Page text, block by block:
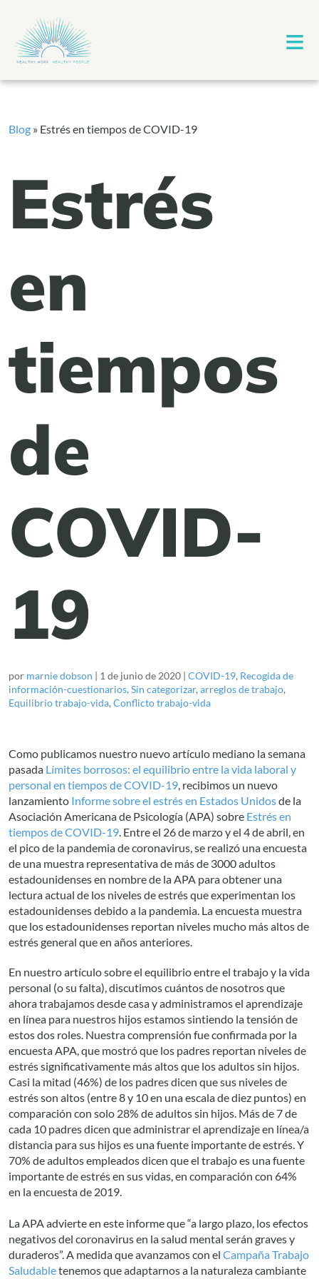
≡
Blog » Estrés en tiempos de COVID-19
Estrés
en
tiempos
de
COVID-
19
por marnie dobson | 1 de junio de 2020 | COVID-19, Recogida de
información-cuestionarios, Sin categorizar, arreglos de trabajo,
Equilibrio trabajo-vida, Conflicto trabajo-vida
Como publicamos nuestro nuevo artículo mediano la semana
pasada Límites borrosos: el equilibrio entre la vida laboral y
personal en tiempos de COVID-19, recibimos un nuevo
lanzamiento Informe sobre el estrés en Estados Unidosde la
Asociación Americana de Psicología (APA) sobre Estrés en
tiempos de COVID-19. Entre el 26 de marzo y el 4 de abril, en
el pico de la pandemia de coronavirus, se realizó una encuesta
de una muestra representativa de más de 3000 adultos
estadounidenses en nombre de la APA para obtener una
lectura actual de los niveles de estrés que experimentan los
estadounidenses debido a la pandemia. La encuesta muestra
que los estadounidenses reportan niveles mucho más altos de
estrés general que en años anteriores.
En nuestro artículo sobre el equilibrio entre el trabajo y la vida
personal (o su falta), discutimos cuántos de nosotros que
ahora trabajamos desde casa y administramos el aprendizaje
en línea para nuestros hijos estamos sintiendo la tensión de
estos dos roles. Nuestra comprensión fue confirmada por la
encuesta APA, que mostró que los padres reportan niveles de
estrés significativamente más altos que los adultos sin hijos.
Casi la mitad (46%) de los padres dicen que sus niveles de
estrés son altos (entre 8 y 10 en una escala de diez puntos) en
comparación con solo 28% de adultos sin hijos. Más de 7 de
cada 10 padres dicen que administrar el aprendizaje en línea/a
distancia para sus hijos es una fuente importante de estrés. Y
70% de adultos empleados dicen que el trabajo es una fuente
importante de estrés en sus vidas, en comparación con 64%
en la encuesta de 2019.
La APA advierte en este informe que “a largo plazo, los efectos
negativos del coronavirus en la salud mental serán graves y
duraderos”. A medida que avanzamos con el Campaña Trabajo
Saludabletenemos que adaptarnos a la naturaleza cambiante